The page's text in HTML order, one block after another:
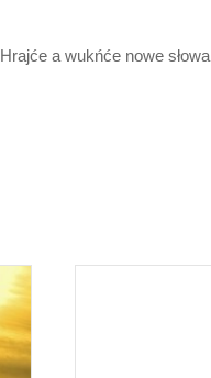
Hrajće a wukńće nowe słowa